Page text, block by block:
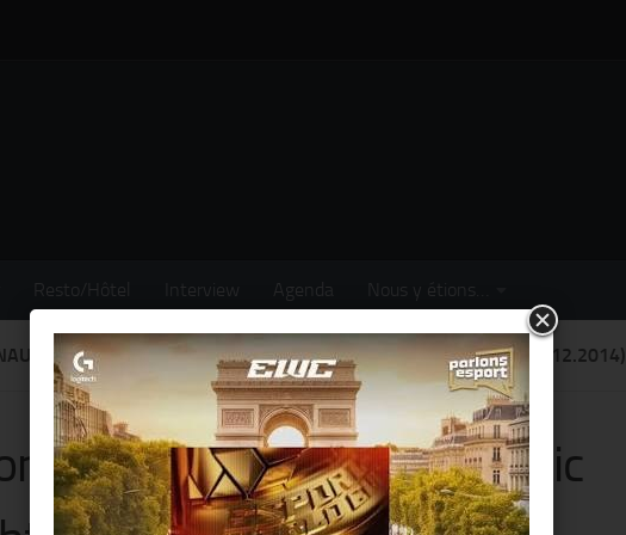
Resto/Hôtel Interview Agenda Nous y étions…
DE PARIS & NAUTIC NIGHT @ PORTE DE VERSAILLES (6.12.2014)
Nautique de Paris & Nautic